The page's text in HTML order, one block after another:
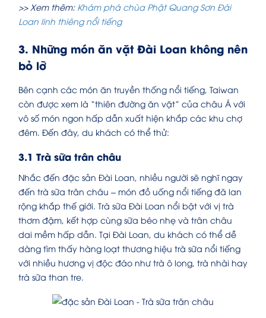
>> Xem thêm: Khám phá chùa Phật Quang Sơn Đài
Loan linh thiêng nổi tiếng
3. Những món ăn vặt Đài Loan không nên
bỏ lỡ
Bên cạnh các món ăn truyền thống nổi tiếng, Taiwan
còn được xem là “thiên đường ăn vặt” của châu Á với
vô số món ngon hấp dẫn xuất hiện khắp các khu chợ
đêm. Đến đây, du khách có thể thử:
3.1 Trà sữa trân châu
Nhắc đến đặc sản Đài Loan, nhiều người sẽ nghĩ ngay
đến trà sữa trân châu – món đồ uống nổi tiếng đã lan
rộng khắp thế giới. Trà sữa Đài Loan nổi bật với vị trà
thơm đậm, kết hợp cùng sữa béo nhẹ và trân châu
dai mềm hấp dẫn. Tại Đài Loan, du khách có thể dễ
dàng tìm thấy hàng loạt thương hiệu trà sữa nổi tiếng
với nhiều hương vị độc đáo như trà ô long, trà nhài hay
trà sữa than tre.